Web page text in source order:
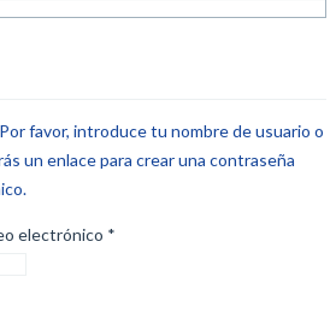
favor, introduce tu nombre de usuario o
un enlace para crear una contraseña
electrónico *